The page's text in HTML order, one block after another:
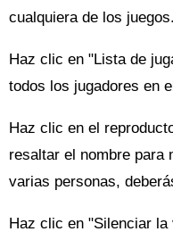
cualquiera de los juegos.
Haz clic en "Lista de
todos los jugadores en
Haz clic en el
resaltar el nombre para
varias personas,
Haz clic en "Silenciar